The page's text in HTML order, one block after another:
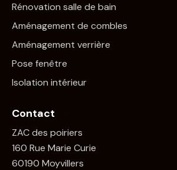
Rénovation salle de bain
Aménagement de combles
Aménagement verrière
Pose fenêtre
Isolation intérieur
Contact
ZAC des poiriers
160 Rue Marie Curie
60190 Moyvillers